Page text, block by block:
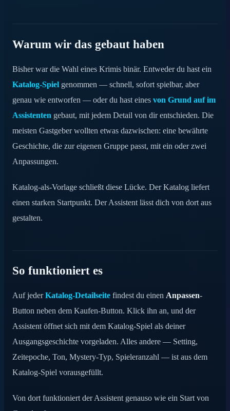
Warum wir das gebaut haben
Bisher war die Wahl eines Krimis binär. Entweder du hast ein
Katalog-Spiel genommen — schnell, sofort spielbar, aber
genau wie entworfen — oder du hast eines von Grund auf im
Assistenten gebaut, mit jedem Detail von dir entschieden. Die
meisten Gastgeber wollten etwas dazwischen: eine bewährte
Geschichte, die zur eigenen Gruppe passt, mit ein oder zwei
Anpassungen.
Katalog-als-Vorlage schließt diese Lücke. Der Katalog liefert
einen starken Startpunkt. Der Assistent lässt dich von dort aus
gestalten.
So funktioniert es
Auf jederKatalog-Detailseite findest du einen Anpassen-
Button neben dem Kaufen-Button. Klick ihn an, und der
Assistent öffnet sich mit dem Katalog-Spiel als deiner
Ausgangsgeschichte vorgeladen. Alles andere — Setting,
Zeitepoche, Ton, Mystery-Typ, Spieleranzahl — ist aus dem
Katalog-Spiel vorausgefüllt.
Von dort funktioniert der Assistent genauso wie ein Start von